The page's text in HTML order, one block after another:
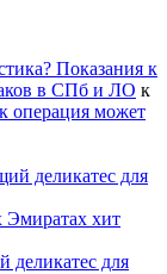
Показания к
в СПб и ЛО к
операция может
деликатес для
Эмиратах хит
для